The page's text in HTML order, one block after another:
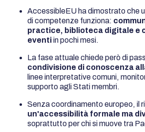
AccessibleEU ha dimostrato che
di competenze funziona:
practice, biblioteca digitale e
eventiin pochi mesi.
La fase attuale chiede però di
condivisione di conoscenza
linee interpretative comuni,
supporto agli Stati membri.
Senza coordinamento europeo, il
un'accessibilità formale ma
soprattutto per chi si muove tra